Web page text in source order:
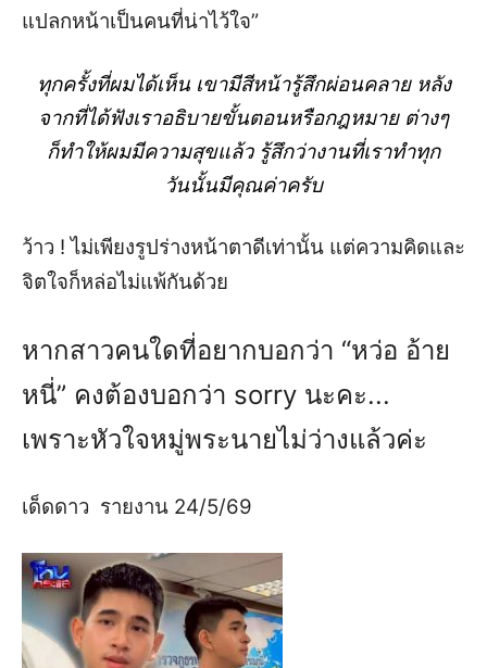
แปลกหน้าเป็นคนที่น่าไว้ใจ”
ทุกครั้งที่ผมได้เห็น เขามีสีหน้ารู้สึกผ่อนคลาย หลัง
จากที่ได้ฟังเราอธิบายขั้นตอนหรือกฎหมาย ต่างๆ
ก็ทำให้ผมมีความสุขแล้ว รู้สึกว่างานที่เราทำทุก
วันนั้นมีคุณค่าครับ
ว้าว !ไม่เพียงรูปร่างหน้าตาดีเท่านั้น แต่ความคิดและ
จิตใจก็หล่อไม่แพ้กันด้วย
หากสาวคนใดที่อยากบอกว่า “หว่อ อ้าย
หนี่” คงต้องบอกว่า sorry นะคะ...
เพราะหัวใจหมู่พระนายไม่ว่างแล้วค่ะ
เด็ดดาว รายงาน 24/5/69